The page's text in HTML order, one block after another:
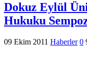
Dokuz Eylül
Hukuku
09 Ekim 2011 Haberler 0